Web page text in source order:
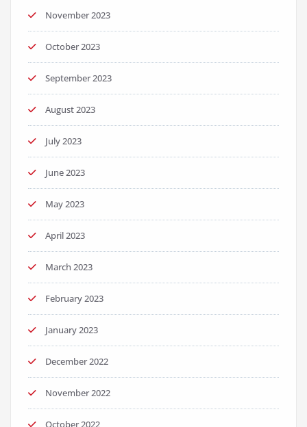
November 2023
October 2023
September 2023
August 2023
July 2023
June 2023
May 2023
April 2023
March 2023
February 2023
January 2023
December 2022
November 2022
October 2022